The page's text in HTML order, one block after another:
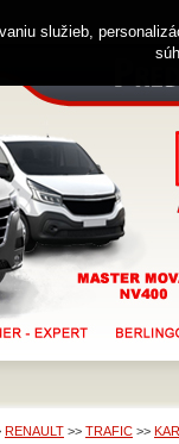
RENAULT >> TRAFIC >>
služieb,